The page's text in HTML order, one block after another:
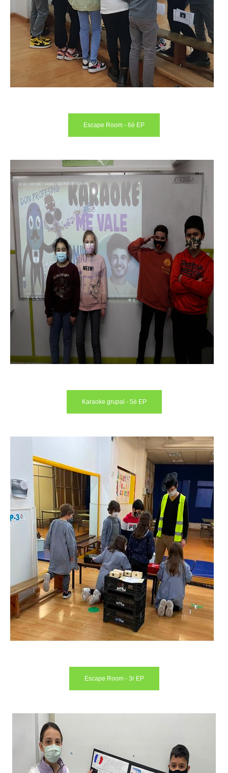
Escape Room - 6è EP
Karaoke grupal - 5è EP
Escape Room - 3r EP